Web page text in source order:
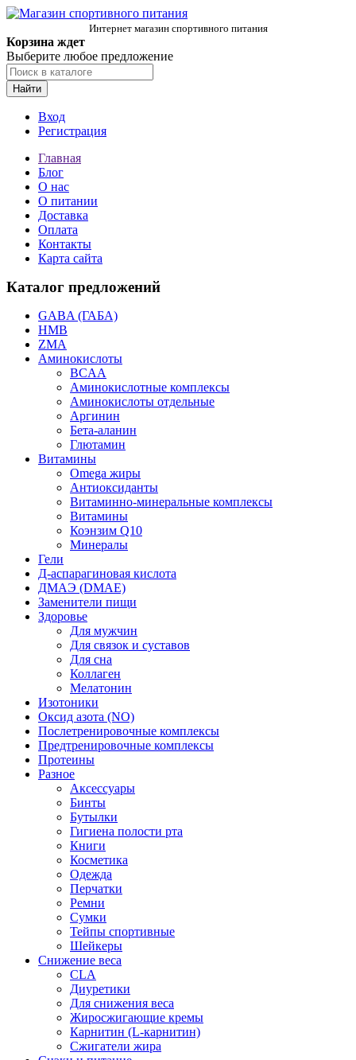
Интернет магазин спортивного питания
Корзина ждет
Выберите любое предложение
Найти
Вход
Регистрация
Главная
Блог
О нас
О питании
Доставка
Оплата
Контакты
Карта сайта
Каталог предложений
GABA (ГАБА)
HMB
ZMA
Аминокислоты
BCAA
Аминокислотные комплексы
Аминокислоты отдельные
Аргинин
Бета-аланин
Глютамин
Витамины
Omega жиры
Антиоксиданты
Витаминно-минеральные комплексы
Витамины
Коэнзим Q10
Минералы
Гели
Д-аспарагиновая кислота
ДМАЭ (DMAE)
Заменители пищи
Здоровье
Для мужчин
Для связок и суставов
Для сна
Коллаген
Мелатонин
Изотоники
Оксид азота (NO)
Послетренировочные комплексы
Предтренировочные комплексы
Протеины
Разное
Аксессуары
Бинты
Бутылки
Гигиена полости рта
Книги
Косметика
Одежда
Перчатки
Ремни
Сумки
Тейпы спортивные
Шейкеры
Снижение веса
CLA
Диуретики
Для снижения веса
Жиросжигающие кремы
Карнитин (L-карнитин)
Сжигатели жира